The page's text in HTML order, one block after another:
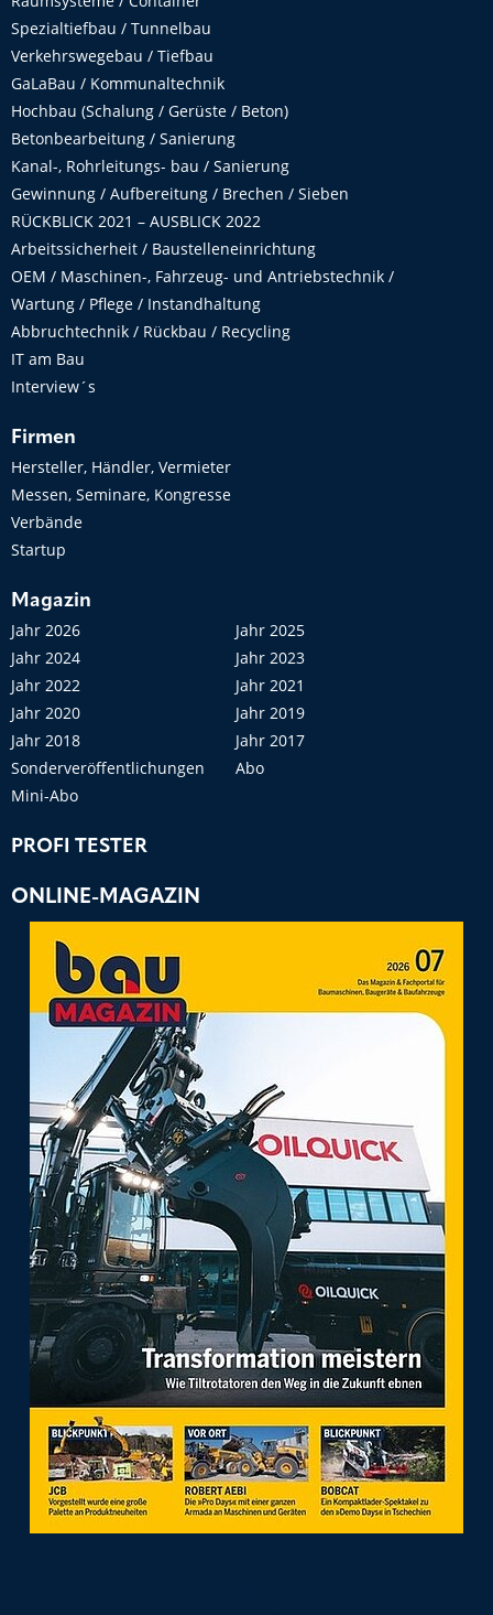
Spezialtiefbau / Tunnelbau
Verkehrswegebau / Tiefbau
GaLaBau / Kommunaltechnik
Hochbau (Schalung / Gerüste / Beton)
Betonbearbeitung / Sanierung
Kanal-, Rohrleitungs- bau / Sanierung
Gewinnung / Aufbereitung / Brechen / Sieben
RÜCKBLICK 2021 – AUSBLICK 2022
Arbeitssicherheit / Baustelleneinrichtung
OEM / Maschinen-, Fahrzeug- und Antriebstechnik /
Wartung / Pflege / Instandhaltung
Abbruchtechnik / Rückbau / Recycling
IT am Bau
Interview´s
Firmen
Hersteller, Händler, Vermieter
Messen, Seminare, Kongresse
Verbände
Startup
Magazin
Jahr 2026
Jahr 2025
Jahr 2024
Jahr 2023
Jahr 2022
Jahr 2021
Jahr 2020
Jahr 2019
Jahr 2018
Jahr 2017
Sonderveröffentlichungen
Abo
Mini-Abo
PROFI TESTER
ONLINE-MAGAZIN